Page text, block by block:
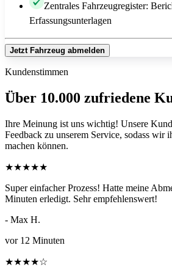
Zentrales Fahrzeugregister:
Erfassungsunterlagen
Jetzt Fahrzeug abmelden
Kundenstimmen
Über 10.000 zufriedene
Ihre Meinung ist uns wichtig! Unsere
Feedback zu unserem Service, sodass wir
machen können.
★★★★★
Super einfacher Prozess! Hatte meine
Minuten erledigt. Sehr empfehlenswert!
- Max H.
vor 12 Minuten
★★★★☆